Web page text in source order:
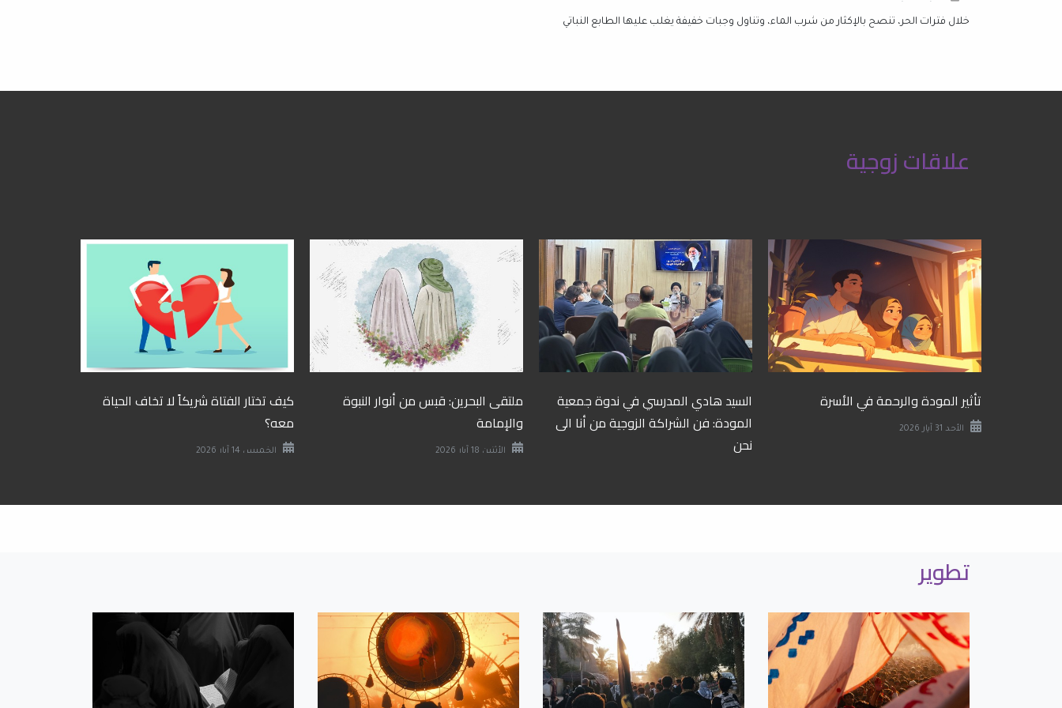
خلال فترات الحر، تنصح بالإكثار من شرب الماء، وتناول وجبات خفيفة يغلب عليها الطابع النباتي
علاقات زوجية
تأثير المودة والرحمة في الأسرة
الأحد 31 آيار 2026
السيد هادي المدرسي في ندوة جمعية
المودة: فن الشراكة الزوجية من أنا الى
نحن
ملتقى البحرين: قبس من أنوار النبوة
والإمامة
الأثنين 18 آيار 2026
كيف تختار الفتاة شريكاً لا تخاف الحياة
معه؟
الخميس 14 آيار 2026
تطوير